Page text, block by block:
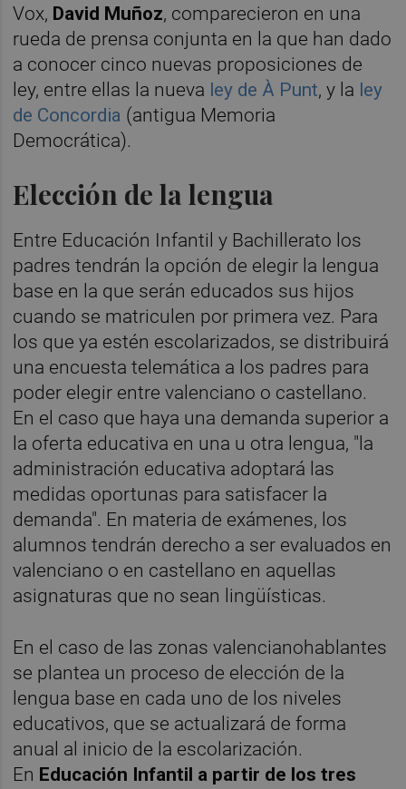
Vox, David Muñoz, comparecieron en una
rueda de prensa conjunta en la que han dado
a conocer cinco nuevas proposiciones de
ley, entre ellas la nueva ley de À Punt, y la ley
de Concordia (antigua Memoria
Democrática).
Elección de la lengua
Entre Educación Infantil y Bachillerato los
padres tendrán la opción de elegir la lengua
base en la que serán educados sus hijos
cuando se matriculen por primera vez. Para
los que ya estén escolarizados, se distribuirá
una encuesta telemática a los padres para
poder elegir entre valenciano o castellano.
En el caso que haya una demanda superior a
la oferta educativa en una u otra lengua, "la
administración educativa adoptará las
medidas oportunas para satisfacer la
demanda". En materia de exámenes, los
alumnos tendrán derecho a ser evaluados en
valenciano o en castellano en aquellas
asignaturas que no sean lingüísticas.
En el caso de las zonas valencianohablantes
se plantea un proceso de elección de la
lengua base en cada uno de los niveles
educativos, que se actualizará de forma
anual al inicio de la escolarización.
En Educación Infantil a partir de los tres